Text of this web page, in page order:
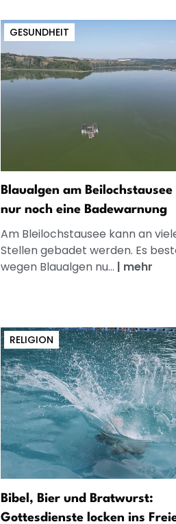
GESUNDHEIT
Blaualgen am Beilochstausee
nur noch eine Badewarnung
Am Bleilochstausee kann an
Stellen gebadet werden. Es
wegen Blaualgen nu... | mehr
RELIGION
Bibel, Bier und Bratwurst:
Gottesdienste locken ins